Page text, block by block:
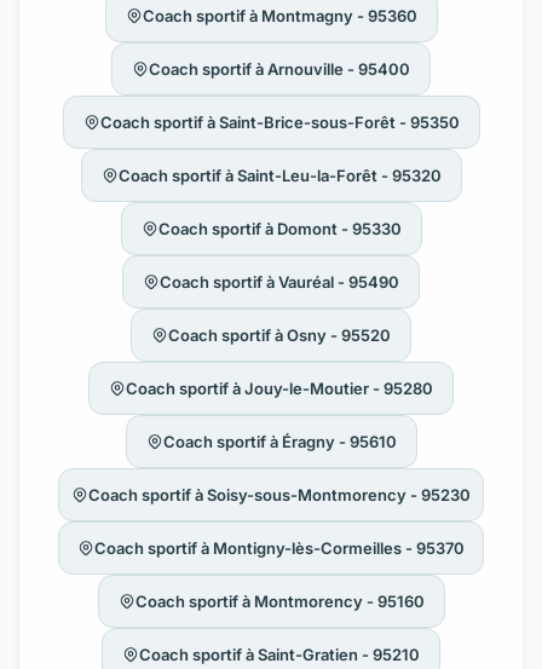
Coach sportif à Montmagny - 95360
Coach sportif à Arnouville - 95400
Coach sportif à Saint-Brice-sous-Forêt - 95350
Coach sportif à Saint-Leu-la-Forêt - 95320
Coach sportif à Domont - 95330
Coach sportif à Vauréal - 95490
Coach sportif à Osny - 95520
Coach sportif à Jouy-le-Moutier - 95280
Coach sportif à Éragny - 95610
Coach sportif à Soisy-sous-Montmorency - 95230
Coach sportif à Montigny-lès-Cormeilles - 95370
Coach sportif à Montmorency - 95160
Coach sportif à Saint-Gratien - 95210